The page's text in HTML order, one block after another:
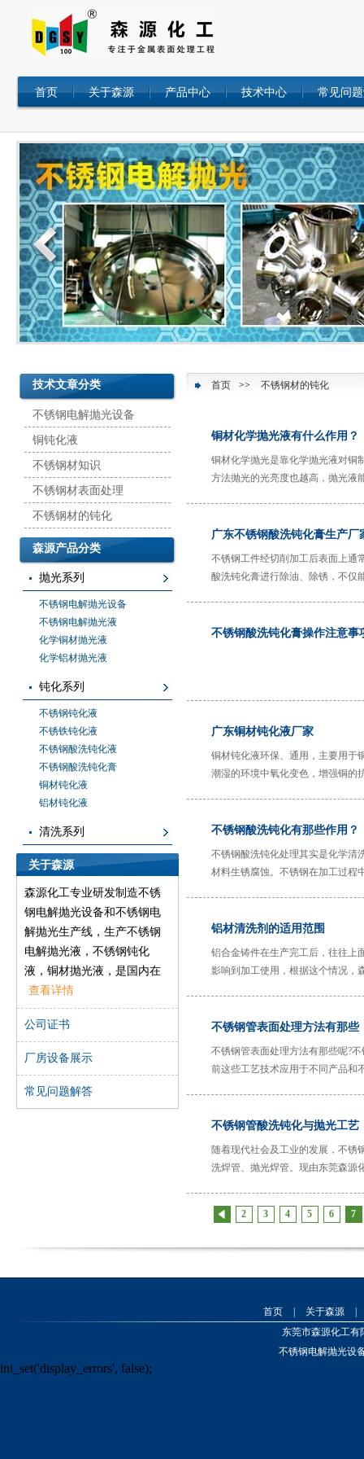
首页 关于森源 产品中心 技术中心 常见问
技术文章分类
不锈钢电解抛光设备
铜钝化液
不锈钢材知识
不锈钢材表面处理
不锈钢材的钝化
森源产品分类
抛光系列
不锈钢电解抛光设备
不锈钢电解抛光液
化学铜材抛光液
化学铝材抛光液
钝化系列
不锈钢钝化液
不锈铁钝化液
不锈钢酸洗钝化液
不锈钢酸洗钝化膏
铜材钝化液
铝材钝化液
清洗系列
关于森源
森源化工专业研发制造不锈
钢电解抛光设备和不锈钢电
解抛光生产线，生产不锈钢
电解抛光液，不锈钢钝化
液，铜材抛光液，是国内在
不锈钢、铜材等金属材料表
面处理行业的先导之一，森
源一直致力于开发高效环保
的产品，以帮助工厂解决在
际问题。
森源化工专业从事金属表面
通过SGS认证，符合RoSH及
查看详情
公司证书
厂房设备展示
常见问题解答
首页 >> 不锈钢材的钝化
铜材化学抛光液有什么作用？
铜材化学抛光是靠化学抛光液对铜
方法抛光的光亮度也越高，抛光液
广东不锈钢酸洗钝化膏生产厂
不锈钢工件经切削加工后表面上通
酸洗钝化膏进行除油、除锈，不仅
不锈钢酸洗钝化膏操作注意事
广东铜材钝化液厂家
铜材钝化液环保、通用，主要用于
潮湿的环境中氧化变色，增强铜的
不锈钢酸洗钝化有那些作用？
不锈钢酸洗钝化处理其实是化学清
材料生锈腐蚀。不锈钢在加工过程
铝材清洗剂的适用范围
铝合金铸件在生产完工后，往往上
影响到加工使用，根据这个情况，
不锈钢管表面处理方法有那些
不锈钢管表面处理方法有那些呢?
前这些工艺技术应用于不同产品和
不锈钢管酸洗钝化与抛光工艺
随着现代社会及工业的发展，不锈
洗焊管、抛光焊管。现由东莞森源
2 3 4 5 6 7
首页 关于森源
东莞市森源化工有
不锈钢电解抛光设
ini_set('display_errors', false);